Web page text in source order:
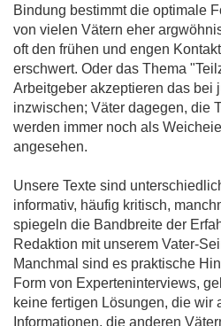
Bindung bestimmt die optimale
von vielen Vätern eher
oft den frühen und engen
erschwert. Oder das Thema
Arbeitgeber akzeptieren das bei
inzwischen; Väter dagegen, die
werden immer noch als
angesehen.
Unsere Texte sind
informativ, häufig kritisch,
spiegeln die Bandbreite der
Redaktion mit unserem Vater-
Manchmal sind es praktische
Form von Experteninterviews,
keine fertigen Lösungen, die wir
Informationen, die anderen